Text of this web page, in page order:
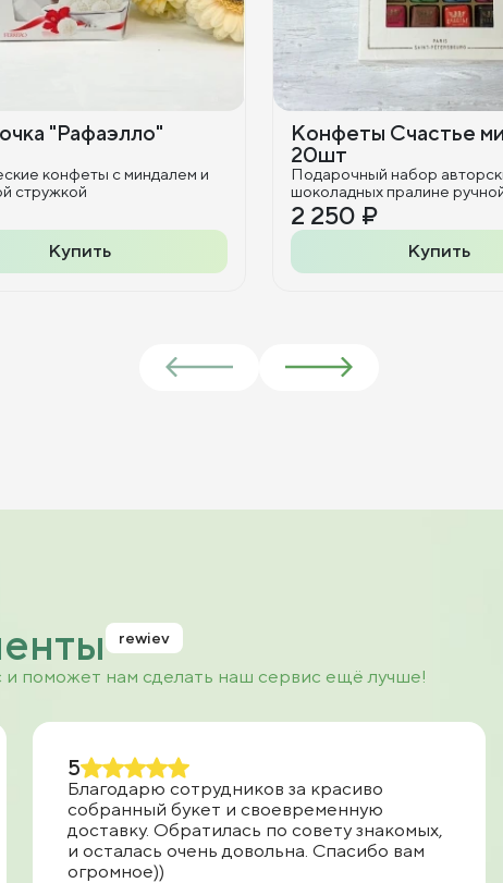
"Рафаэлло"
конфеты с миндалем и
стружкой
Купить
Конфеты Счастье
20шт
Подарочный набор
шоколадных пралине
2 250 ₽
Купить
rewiev
поможет нам сделать наш сервис ещё лучше!
5
Благодарю сотрудников за красиво
собранный букет и своевременную
доставку. Обратилась по совету знакомых,
и осталась очень довольна. Спасибо вам
огромное))